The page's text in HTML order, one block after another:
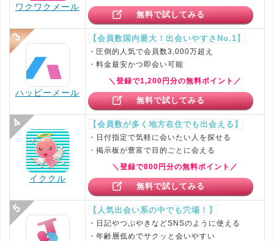
ワクワクメール
無料で試してみる
ハッピーメール
【会員数国内最大！出会いやすさNo.1】
・圧倒的人気で会員数3,000万超え
・料金最安かつ即会い可能
＼登録で1,200円分の無料ポイント／
無料で試してみる
イククル
【会員数が多く地方在住でも出会える】
・日付指定で気軽に会いたい人を探せる
・掲示板が豊富で目的ごとに会える
＼登録で800円分の無料ポイント／
無料で試してみる
【人気出会い系の中でも穴場！】
・日記やつぶやきなどSNSのように使える
・年齢層低めでサクッと会いやすい